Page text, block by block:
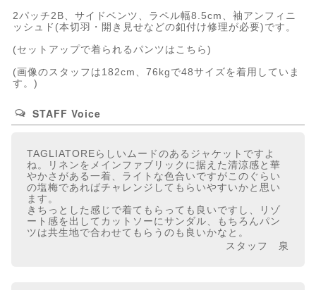
2パッチ2B、サイドベンツ、ラペル幅8.5cm、袖アンフィニ
ッシュド(本切羽・開き見せなどの釦付け修理が必要)です。
(セットアップで着られるパンツはこちら)
(画像のスタッフは182cm、76kgで48サイズを着用していま
す。)
STAFF Voice
TAGLIATOREらしいムードのあるジャケットですよ
ね。リネンをメインファブリックに据えた清涼感と華
やかさがある一着、ライトな色合いですがこのぐらい
の塩梅であればチャレンジしてもらいやすいかと思い
ます。
きちっとした感じで着てもらっても良いですし、リゾ
ート感を出してカットソーにサンダル、もちろんパン
ツは共生地で合わせてもらうのも良いかなと。
スタッフ 泉